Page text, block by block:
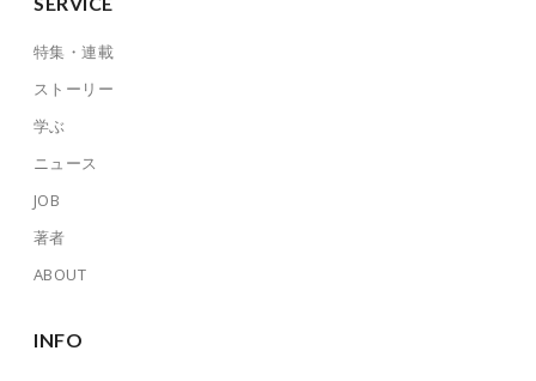
特集・連載
ストーリー
学ぶ
ニュース
JOB
著者
ABOUT
INFO